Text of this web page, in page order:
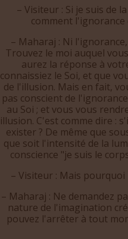
– Visiteur : Si je suis de
comment
– Maharaj : Ni
Trouvez le moi auquel
aurez la réponse à
connaissiez le Soi, et que
de l'illusion. Mais en fait,
pas conscient de
au Soi ; et vous vous
illusion. C'est comme dire :
exister ? De même que
que soit l'intensité de la
conscience "je suis le
– Visiteur : Mais pourquoi
– Maharaj : Ne demandez
nature de l'imagination
pouvez l'arrêter à tout